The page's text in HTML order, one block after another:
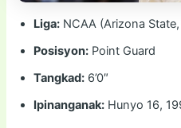
Liga: NCAA (Arizona
Posisyon: Point Guard
Tangkad: 6’0″
Ipinanganak: Hunyo 16,